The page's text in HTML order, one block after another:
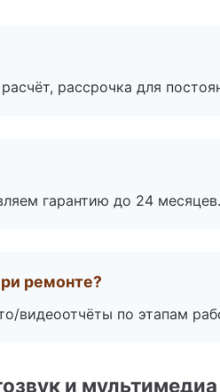
рассрочка для
гарантию до 24
ремонте?
видеоотчёты по этапам
и мультимедиа